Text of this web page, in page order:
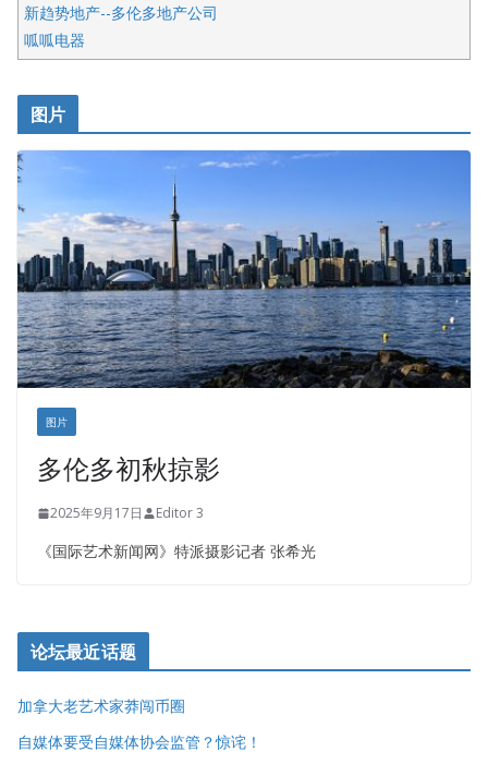
新趋势地产--多伦多地产公司
呱呱电器
开明车行KS CAR SALES & SERVICE
皇后金融集团
铁木尔商业注册服务
图片
图片
多伦多初秋掠影
2025年9月17日 Editor 3
《国际艺术新闻网》特派摄影记者 张希光
论坛最近话题
加拿大老艺术家莽闯币圈
自媒体要受自媒体协会监管？惊诧！